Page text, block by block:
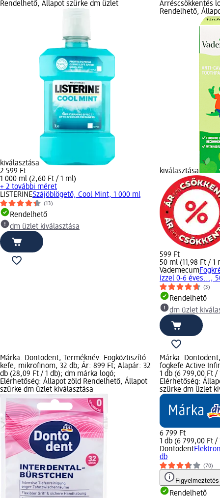
Rendelhető, Állapot szürke dm üzlet
kiválasztása
2 599 Ft
1 000 ml (2,60 Ft / 1 ml)
+ 2 további méret
LISTERINESzájöblögető, Cool Mint, 1 000 ml
(13)
Rendelhető
dm üzlet kiválasztása
Árréscsökkentés
Rendelhető,
kiválasztása
599 Ft
50 ml (11,98 Ft / 1
Vademecum
ízzel 0-6 éves...,
(3)
Rendelhető
dm üzlet
Márka: Dontodent; Terméknév: Fogköztiszító
kefe, mikrofinom, 32 db; Ár: 899 Ft; Alapár: 32
db (28,09 Ft / 1 db); dm márka logó;
Elérhetőség: Állapot zöld Rendelhető, Állapot
szürke dm üzlet kiválasztása
Márka:
fogkefe Active
1 db (6 799,00 Ft
Elérhetőség:
szürke dm üzlet
6 799 Ft
1 db (6 799,00 Ft /
Dontodent
db
(70)
Figyelmeztetés
Rendelhető